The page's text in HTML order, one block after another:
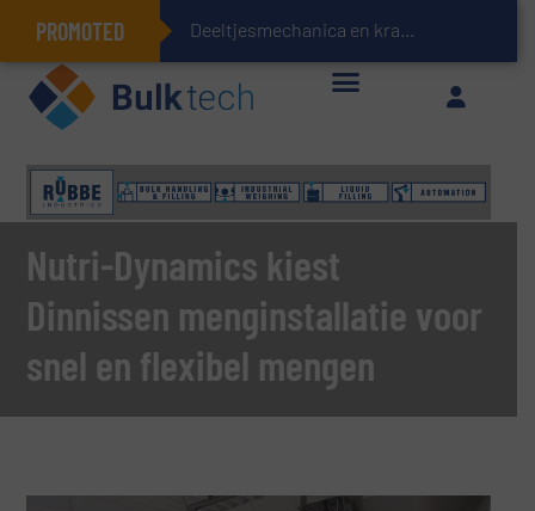
PROMOTED Deeltjesmechanica en krachtnetwerken in stortgoederen
Geïntegreerde doserings- en weegsystemen: Efficiëntie, kwaliteit en duurzaamheid in één oogopslag
Nutri-Dynamics kiest
Dinnissen menginstallatie voor
snel en flexibel mengen